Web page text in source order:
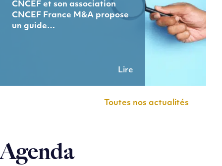
CNCEF et son association
CNCEF France M&A propose
un guide…
Lire
Toutes nos actualités
Agenda